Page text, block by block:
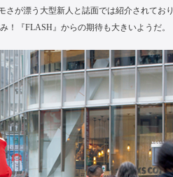
が漂う大型新人と誌面では紹介されており
！『FLASH』からの期待も大きいようだ。